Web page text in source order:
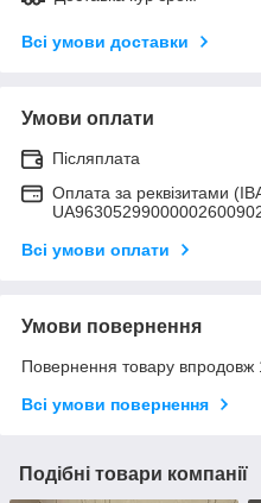
Всі умови доставки
Умови оплати
Післяплата
Оплата за реквізитами
Всі умови оплати
Умови повернення
Повернення товару впродовж
Всі умови повернення
Подібні товари компанії